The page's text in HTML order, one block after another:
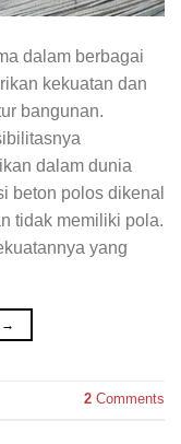
dalam berbagai
kekuatan dan
bangunan.
dalam dunia
beton polos dikenal
tidak memiliki pola.
yang
→
2 Comments